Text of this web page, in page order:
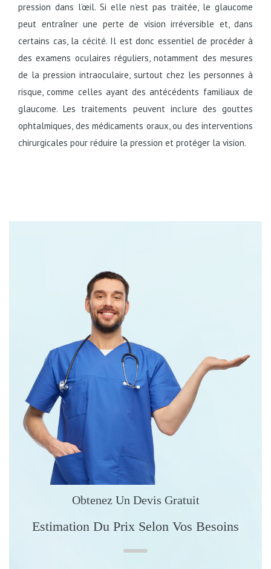
pression dans l’œil. Si elle n’est pas traitée, le glaucome
peut entraîner une perte de vision irréversible et, dans
certains cas, la cécité. Il est donc essentiel de procéder à
des examens oculaires réguliers, notamment des mesures
de la pression intraoculaire, surtout chez les personnes à
risque, comme celles ayant des antécédents familiaux de
glaucome. Les traitements peuvent inclure des gouttes
ophtalmiques, des médicaments oraux, ou des interventions
chirurgicales pour réduire la pression et protéger la vision.
Obtenez Un Devis Gratuit
Estimation Du Prix Selon Vos Besoins